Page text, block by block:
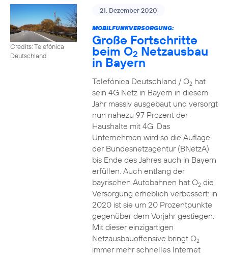
Credits: Telefónica
Deutschland
21. Dezember 2020
MOBILFUNKVERSORGUNG:
Große Fortschritte
beim O2 Netzausbau
in Bayern
Telefónica Deutschland / O2hat
sein 4G Netz in Bayern in diesem
Jahr massiv ausgebaut und versorgt
nun nahezu 97 Prozent der
Haushalte mit 4G. Das
Unternehmen wird so die Auflage
der Bundesnetzagentur (BNetzA)
bis Ende des Jahres auch in Bayern
erfüllen. Auch entlang der
bayrischen Autobahnen hat O2die
Versorgung erheblich verbessert: in
2020 ist sie um 20 Prozentpunkte
gegenüber dem Vorjahr gestiegen.
Mit dieser einzigartigen
Netzausbauoffensive bringt O2
immer mehr schnelles Internet